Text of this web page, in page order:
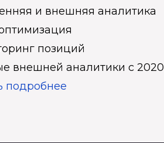
и внешняя аналитика
позиций
внешней аналитики с 2020
подробнее